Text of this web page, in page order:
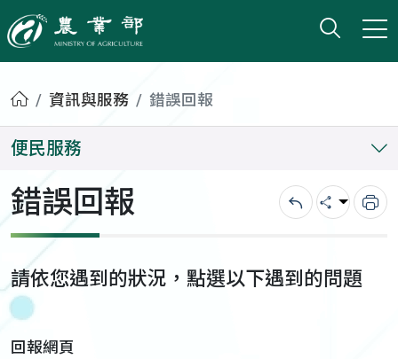
農業部
打開
小版
首頁資訊與服務 錯誤回報
便民服務
錯誤回報 回上一頁
分享 列
請依您遇到的狀況，點選以下遇到的問題
回報網頁